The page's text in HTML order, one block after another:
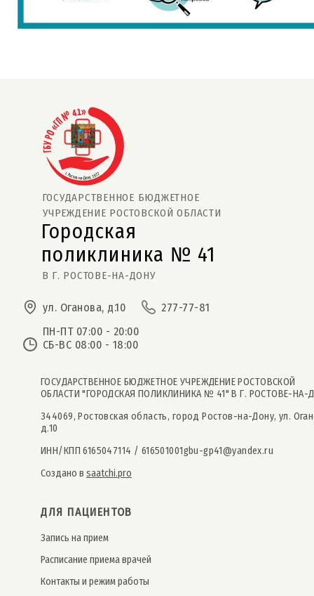
В Г. РОСТОВЕ-НА-ДОНУ
ГОСУДАРСТВЕННОЕ БЮДЖЕТНОЕ
поликлиника № 41
УЧРЕЖДЕНИЕ РОСТОВСКОЙ ОБЛАСТИ
Городская
ул. Оганова, д.10
277-77-81
ПН-ПТ 07:00 - 20:00
СБ-ВС 08:00 - 18:00
ГОСУДАРСТВЕННОЕ БЮДЖЕТНОЕ УЧРЕЖДЕНИЕ РОСТОВСКОЙ
ОБЛАСТИ "ГОРОДСКАЯ ПОЛИКЛИНИКА № 41" В Г. РОСТОВЕ-НА-
344069, Ростовская область, город Ростов-на-Дону, ул.
д.10
ИНН/КПП 6165047114 / 616501001gbu-gp41@yandex.ru
Создано в saatchi.pro
ДЛЯ ПАЦИЕНТОВ
Запись на прием
Расписание приема врачей
Контакты и режим работы